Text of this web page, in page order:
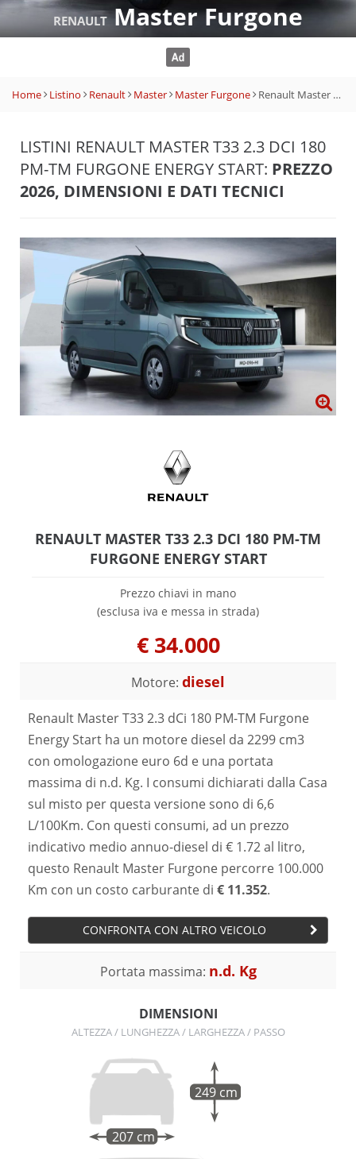
RENAULTMaster Furgone
Home Listino Renault Master Master Furgone Renault Master T33 2.3 dCi 180 PM-TM Furgone Energy Start
LISTINI RENAULT MASTER T33 2.3 DCI 180
PM-TM FURGONE ENERGY START: PREZZO
2026, DIMENSIONI E DATI TECNICI
RENAULT MASTER T33 2.3 DCI 180 PM-TM
FURGONE ENERGY START
Prezzo chiavi in mano
(esclusa iva e messa in strada)
€ 34.000
Motore: diesel
Renault Master T33 2.3 dCi 180 PM-TM Furgone
Energy Start ha un motore diesel da 2299 cm3
con omologazione euro 6d e una portata
massima di n.d. Kg. I consumi dichiarati dalla Casa
sul misto per questa versione sono di 6,6
L/100Km. Con questi consumi, ad un prezzo
indicativo medio annuo-diesel di € 1.72 al litro,
questo Renault Master Furgone percorre 100.000
Km con un costo carburante di € 11.352.
CONFRONTA CON ALTRO VEICOLO
Portata massima: n.d. Kg
DIMENSIONI
ALTEZZA / LUNGHEZZA / LARGHEZZA / PASSO
207 cm
249 cm